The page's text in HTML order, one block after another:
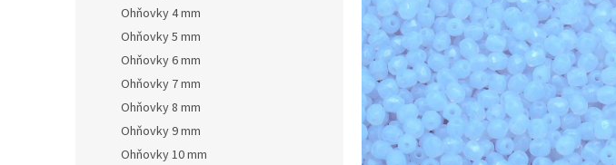
Ohňovky 4 mm
Ohňovky 5 mm
Ohňovky 6 mm
Ohňovky 7 mm
Ohňovky 8 mm
Ohňovky 9 mm
Ohňovky 10 mm